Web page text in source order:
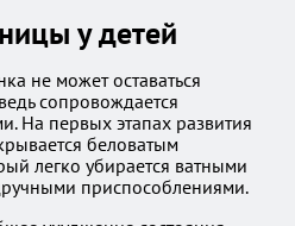
у детей
не может оставаться
сопровождается
На первых этапах развития
беловатым
легко убирается ватными
приспособлениями.